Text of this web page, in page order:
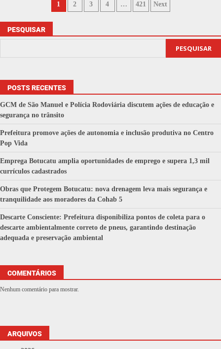
1 2 3 4 … 421 Next
PESQUISAR
PESQUISAR
POSTS RECENTES
GCM de São Manuel e Polícia Rodoviária discutem ações de educação e
segurança no trânsito
Prefeitura promove ações de autonomia e inclusão produtiva no Centro
Pop Vida
Emprega Botucatu amplia oportunidades de emprego e supera 1,3 mil
currículos cadastrados
Obras que Protegem Botucatu: nova drenagem leva mais segurança e
tranquilidade aos moradores da Cohab 5
Descarte Consciente: Prefeitura disponibiliza pontos de coleta para o
descarte ambientalmente correto de pneus, garantindo destinação
adequada e preservação ambiental
COMENTÁRIOS
Nenhum comentário para mostrar.
ARQUIVOS